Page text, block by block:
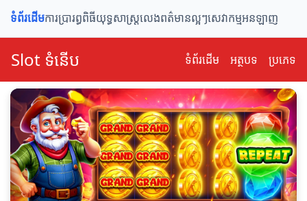
ទំព័រដើមការប្រារព្ធពិធីយុទ្ធសាស្ត្រលេងពត៌មានល្អៗសេវាកម្មអនឡាញ
Slot ទំនើប ទំព័រ​ដើម អត្ថបទ ប្រភេទ